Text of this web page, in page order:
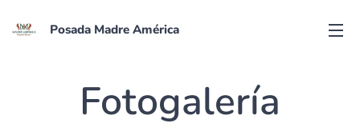
Posada Madre América
Fotogalería